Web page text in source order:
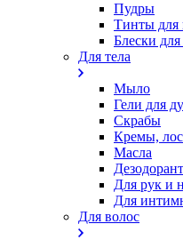
Пудры
Тинты для
Блески для
Для тела
Мыло
Гели для
Скрабы
Кремы,
Масла
Для рук и
Для
Для волос